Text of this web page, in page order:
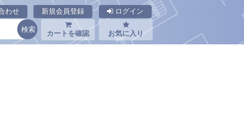
わせ 新規会員登録 ログイン
カートを確認 お気に入り